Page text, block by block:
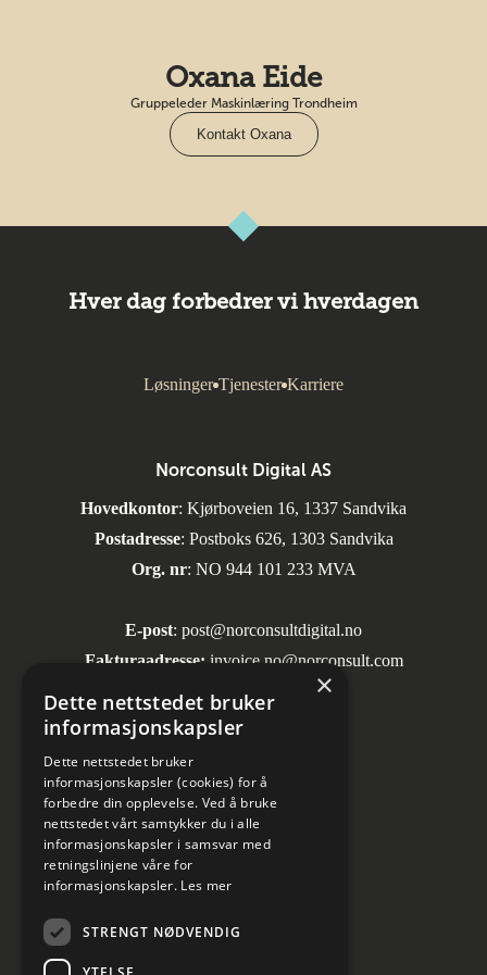
Oxana Eide
Gruppeleder Maskinlæring Trondheim
Kontakt Oxana
Hver dag forbedrer vi hverdagen
Løsninger Tjenester Karriere
Sosiale medier
Informasjon om personvern
Norconsult Digital AS
Hovedkontor: Kjørboveien 16, 1337 Sandvika
Postadresse: Postboks 626, 1303 Sandvika
Org. nr: NO 944 101 233 MVA
E-post: post@norconsultdigital.no
Fakturaadresse: invoice.no@norconsult.com
×
Dette nettstedet bruker
informasjonskapsler
Dette nettstedet bruker
informasjonskapsler (cookies) for å
forbedre din opplevelse. Ved å bruke
nettstedet vårt samtykker du i alle
informasjonskapsler i samsvar med
retningslinjene våre for
informasjonskapsler. Les mer
STRENGT NØDVENDIG